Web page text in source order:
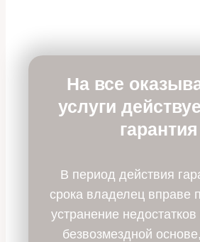
На все
услуги
гарантия
В период действия
срока владелец вправе
устранение недостатков
безвозмездной